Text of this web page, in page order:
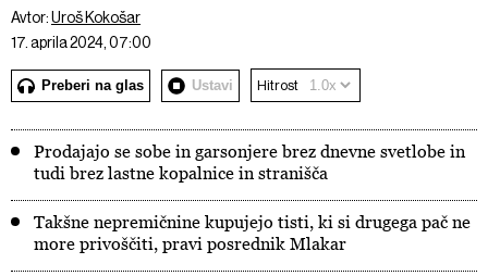
Avtor:Uroš Kokošar
17. aprila 2024, 07:00
Preberi na glas Ustavi Hitrost
Prodajajo se sobe in garsonjere brez dnevne svetlobe in
tudi brez lastne kopalnice in stranišča
Takšne nepremičnine kupujejo tisti, ki si drugega pač ne
more privoščiti, pravi posrednik Mlakar